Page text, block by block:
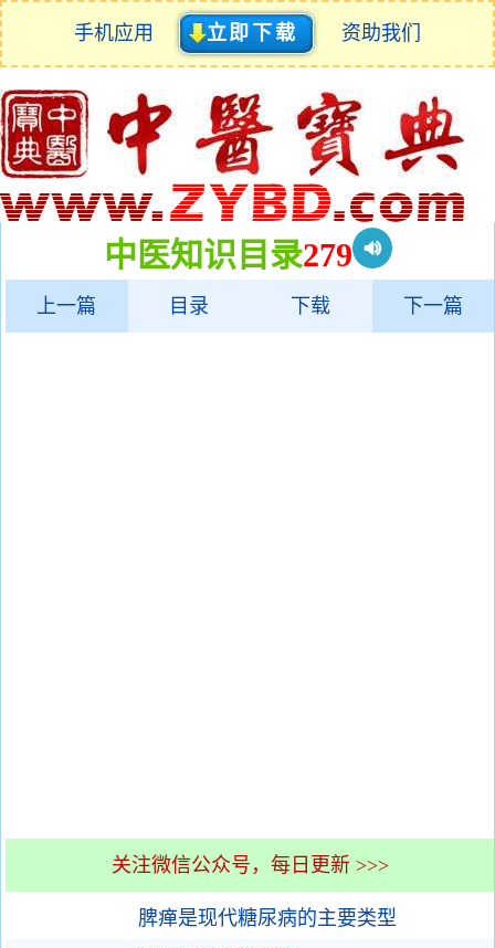
手机应用 立即下载 资助我们
中医知识目录279
上一篇 目录 下载 下一篇
关注微信公众号，每日更新 >>>
脾瘅是现代糖尿病的主要类型